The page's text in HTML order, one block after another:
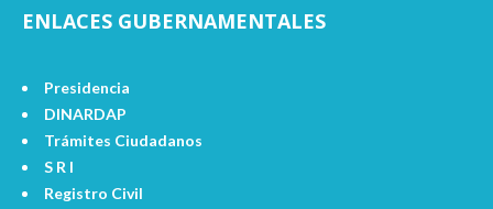
ENLACES GUBERNAMENTALES
Presidencia
DINARDAP
Trámites Ciudadanos
S R I
Registro Civil